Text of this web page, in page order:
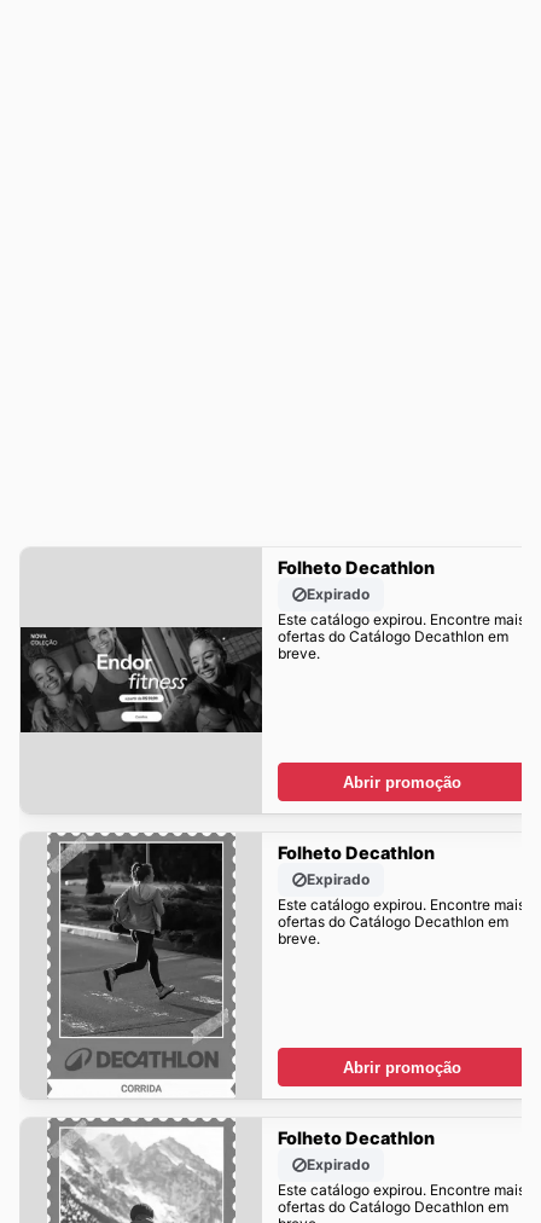
Folheto Decathlon
Expirado
Este catálogo expirou. Encontre mais
ofertas do Catálogo Decathlon em
breve.
Abrir promoção
Folheto Decathlon
Expirado
Este catálogo expirou. Encontre mais
ofertas do Catálogo Decathlon em
breve.
Abrir promoção
Folheto Decathlon
Expirado
Este catálogo expirou. Encontre mais
ofertas do Catálogo Decathlon em